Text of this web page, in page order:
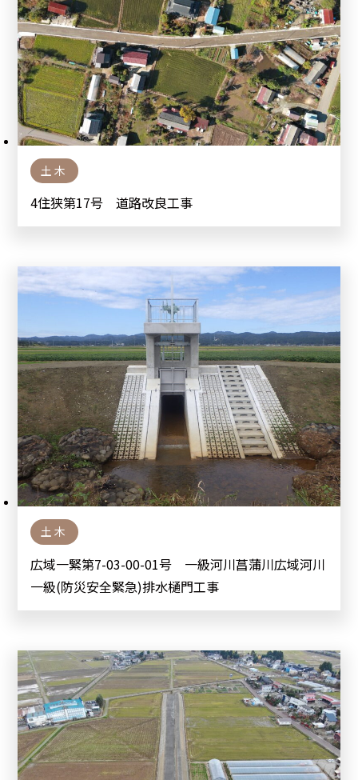
土木
4住狭第17号 道路改良工事
土木
広域一緊第7-03-00-01号 一級河川菖蒲川広域河川
一級(防災安全緊急)排水樋門工事